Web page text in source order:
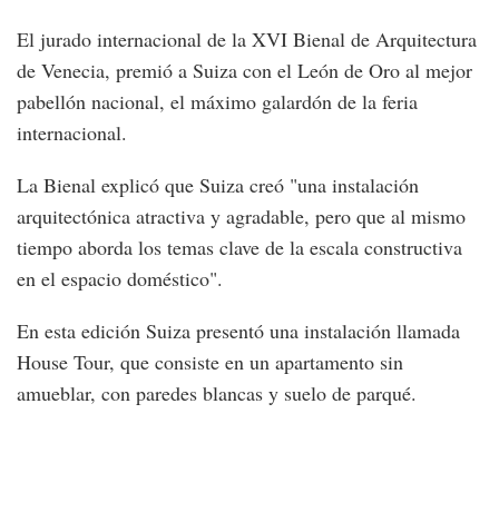
El jurado internacional de la XVI Bienal de Arquitectura
de Venecia, premió a Suiza con el León de Oro al mejor
pabellón nacional, el máximo galardón de la feria
internacional.
La Bienal explicó que Suiza creó "una instalación
arquitectónica atractiva y agradable, pero que al mismo
tiempo aborda los temas clave de la escala constructiva
en el espacio doméstico".
En esta edición Suiza presentó una instalación llamada
House Tour, que consiste en un apartamento sin
amueblar, con paredes blancas y suelo de parqué.